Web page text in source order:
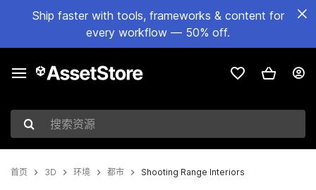
Ship faster with tools, frameworks & content for
every workflow — 50% off.
搜索资源
首页 3D 环境 都市 Shooting Range Interiors